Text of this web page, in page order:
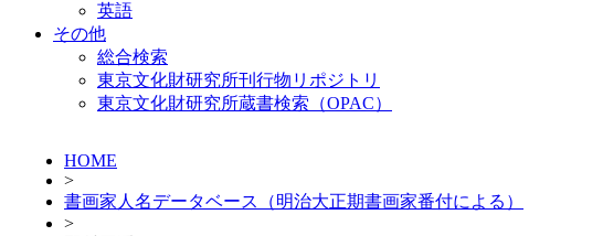
英語
その他
総合検索
東京文化財研究所刊行物リポジトリ
東京文化財研究所蔵書検索（OPAC）
HOME
>
書画家人名データベース（明治大正期書画家番付による）
>